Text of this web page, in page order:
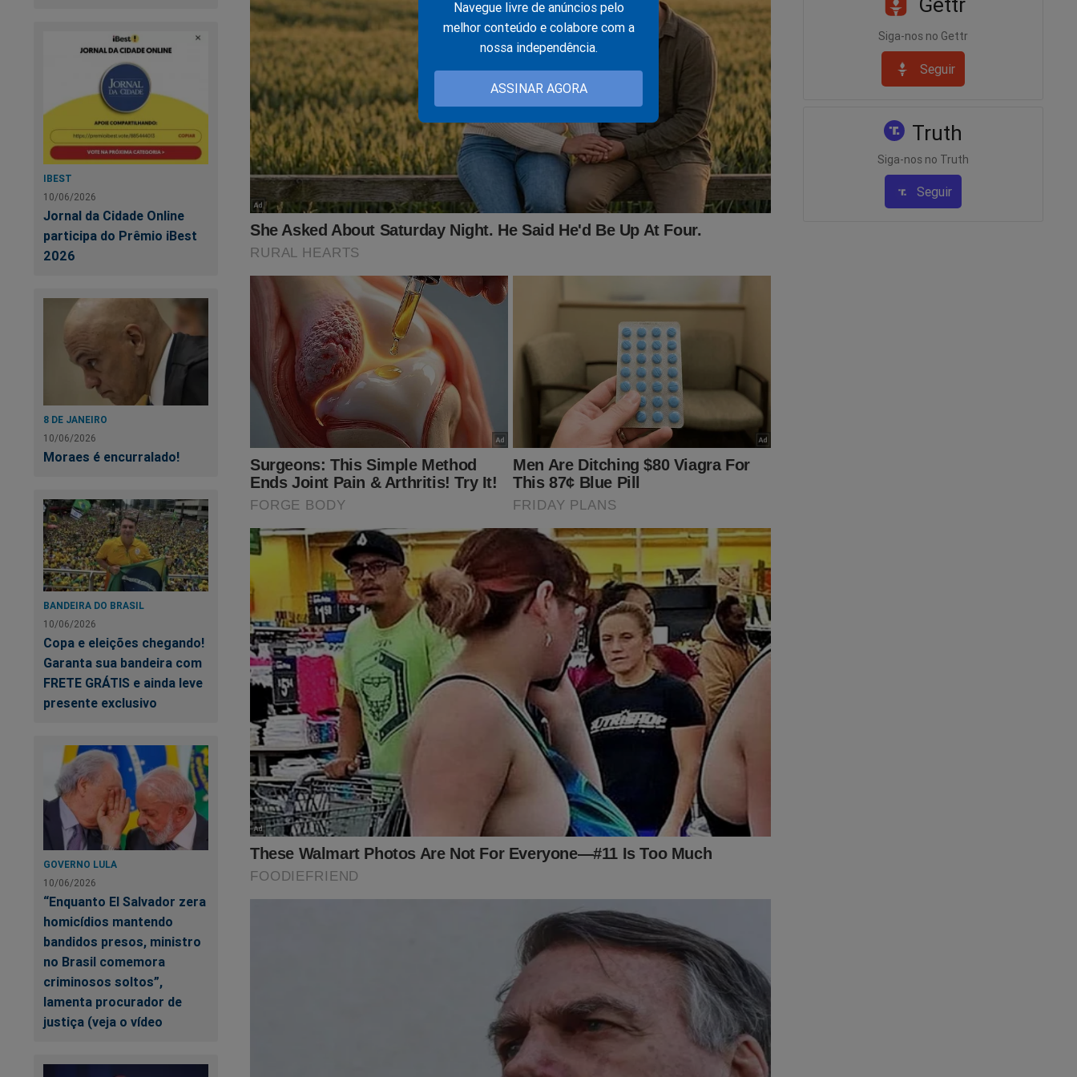
Navegue livre de anúncios pelo
melhor conteúdo e colabore com a
nossa independência.
ASSINAR AGORA
IBEST
10/06/2026
Jornal da Cidade Online
participa do Prêmio iBest
2026
8 DE JANEIRO
10/06/2026
Moraes é encurralado!
BANDEIRA DO BRASIL
10/06/2026
Copa e eleições chegando!
Garanta sua bandeira com
FRETE GRÁTIS e ainda leve
presente exclusivo
GOVERNO LULA
10/06/2026
“Enquanto El Salvador zera
homicídios mantendo
bandidos presos, ministro
no Brasil comemora
criminosos soltos”,
lamenta procurador de
justiça (veja o vídeo
caminhões em movimento. Sob grave ameaça, os motoristas são obrigados a conduzir os
veículos até o interior das comunidades dominadas pelo grupo. A estrutura logística é
considerada sofisticada, chegando a contar, em alguns casos, com empilhadeiras para agilizar
a retirada das mercadorias.
“As investigações identificaram que estabelecimentos comerciais da
região foram utilizados para a receptação, armazenagem e revenda
das cargas subtraídas, integrando a cadeia econômica do tráfico”,
apontou o relatório da 21ª DP, reforçando que os produtos não eram
vendidos de forma improvisada.
Além das atividades ilegais relacionadas ao comércio de drogas e à receptação de produtos
população local, explorando a comercialização de água, botijões de gás e sinal de internet.
Um dos principais focos da Operação Trinus é o tradicional “Baile da Disney”, realizado no
campo da Vila do João. De acordo com a investigação, o evento, conhecido pela grande
estrutura com decoração temática, atrações circenses e shows, seria utilizado como
instrumento para movimentação financeira do grupo criminoso e lavagem de dinheiro.
A Polícia Civil afirma que o baile serviria como ponto de escoamento rápido de mercadorias
oriundas de roubos, além de concentrar receitas obtidas com a venda exclusiva de alimentos
e bebidas comercializados sob controle da facção.
Ainda segundo os investigadores, os altos valores arrecadados no evento seriam utilizados
públicas. A estratégia, conforme a polícia, teria como objetivo ampliar a visibilidade do baile
e fortalecer a imagem da organização criminosa junto ao público.
A ocorrência permanece em andamento, e as forças de segurança seguem atuando em
diferentes pontos do Complexo da Maré para cumprir os mandados judiciais e aprofundar as
investigações sobre o esquema.
Compre sua Bandeira e ganhe um presente especial às vésperas da
Copa e da eleição
MUITO OBRIGADO!
É com a sua ajuda que conseguimos
considere essa possibilidade. O valor é muito baixo -
apenas R$ 19,90 mensais, que fazem toda a diferença no JCO. Para assinar é muito simples,
Siga-nos no Gettr
Seguir
Truth
Siga-nos no Truth
Seguir